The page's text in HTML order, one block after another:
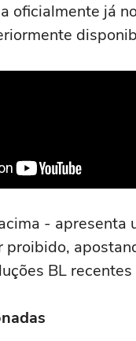
oficialmente já
- apresenta
proibido,
BL